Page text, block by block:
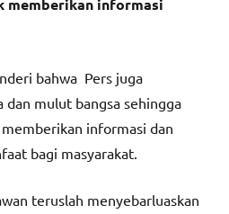
memberikan informasi
bahwa Pers juga
mulut bangsa sehingga
informasi dan
bagi masyarakat.
teruslah menyebarluaskan